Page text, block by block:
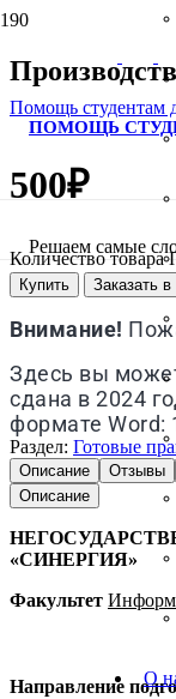
ПОМОЩЬ
Решаем самые
О
Помощь студентам
500₽
Количество товара
Купить Заказать в
Внимание!
Здесь вы
сдана в 2024
формате Word:
Раздел: Готовые
Описание Отзывы
Описание
«СИНЕРГИЯ»
Факультет
Направление